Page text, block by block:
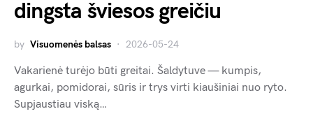
dingsta šviesos greičiu
by Visuomenės balsas 2026-05-24
Vakarienė turėjo būti greitai. Šaldytuve — kumpis,
agurkai, pomidorai, sūris ir trys virti kiaušiniai nuo ryto.
Supjaustiau viską…